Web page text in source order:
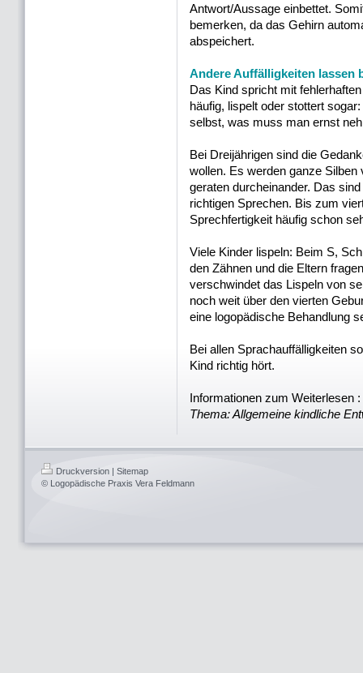
Antwort/Aussage einbettet.
bemerken, da das Gehirn
abspeichert.
Andere Auffälligkeiten lassen
Das Kind spricht mit
häufig, lispelt oder stottert
selbst, was muss man ernst
Bei Dreijährigen sind die
wollen. Es werden ganze
geraten durcheinander. Das
richtigen Sprechen. Bis zum
Sprechfertigkeit häufig schon
Viele Kinder lispeln: Beim S,
den Zähnen und die Eltern
verschwindet das Lispeln von
noch weit über den vierten
eine logopädische Behandlung
Bei allen Sprachauffälligkeiten
Kind richtig hört.
Informationen zum Weiterlesen :
Thema: Allgemeine kindliche
Druckversion | Sitemap
© Logopädische Praxis Vera Feldmann